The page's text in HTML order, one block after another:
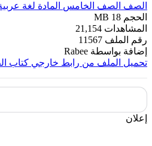
الصف الصف الخامس المادة لغة
الحجم 18 MB
المشاهدات 21,154
رقم الملف 11567
إضافة بواسطة Rabee
تحميل الملف من رابط خارجي كتاب
إعلان